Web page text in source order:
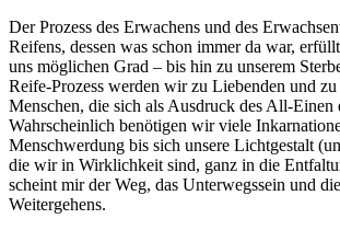
Der Prozess des Erwachens und des
Reifens, dessen was schon immer da war,
uns möglichen Grad – bis hin zu unserem
Reife-Prozess werden wir zu Liebenden und zu
Menschen, die sich als Ausdruck des All-Einen
Wahrscheinlich benötigen wir viele
Menschwerdung bis sich unsere Lichtgestalt
die wir in Wirklichkeit sind, ganz in die
scheint mir der Weg, das Unterwegssein und
Weitergehens.